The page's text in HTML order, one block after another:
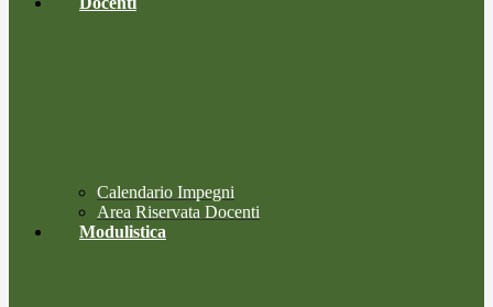
Calendario Impegni
Area Riservata Docenti
Modulistica